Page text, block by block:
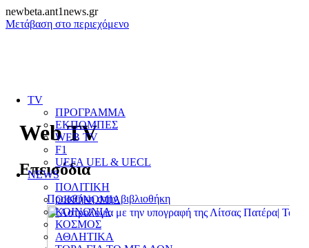
newbeta.ant1news.gr
Μετάβαση στο περιεχόμενο
TV
ΠΡΟΓΡΑΜΜΑ
ΕΚΠΟΜΠΕΣ
WEB TV
F1
UEFA UEL & UECL
NEWS
ΠΟΛΙΤΙΚΗ
ΟΙΚΟΝΟΜΙΑ
ΚΟΙΝΩΝΙΑ
ΚΟΣΜΟΣ
ΑΘΛΗΤΙΚΑ
Web TV
Επεισόδια
Προσθήκη στην βιβλιοθήκη